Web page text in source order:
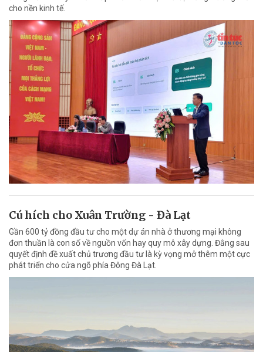
cho nền kinh tế.
Cú hích cho Xuân Trường - Đà Lạt
Gần 600 tỷ đồng đầu tư cho một dự án nhà ở thương mại không
đơn thuần là con số về nguồn vốn hay quy mô xây dựng. Đằng sau
quyết định đề xuất chủ trương đầu tư là kỳ vọng mở thêm một cực
phát triển cho cửa ngõ phía Đông Đà Lạt.